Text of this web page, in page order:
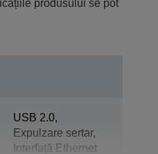
produsului se pot
USB 2.0,
Expulzare sertar,
Interfaţă Ethernet